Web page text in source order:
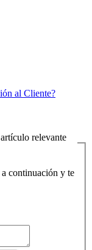
al Cliente?
relevante
continuación y te